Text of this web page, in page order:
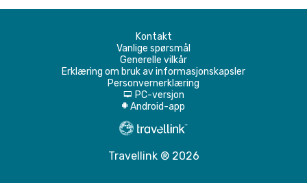
Kontakt
Vanlige spørsmål
Generelle vilkår
Erklæring om bruk av informasjonskapsler
Personvernerklæring
d PC-versjon
A Android-app
Travellink ® 2026